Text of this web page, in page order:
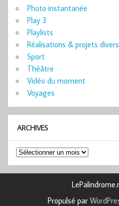
Photo instantanée
Play 3
Playlists
Réalisations & projets divers
Sport
Théâtre
Vidéo du moment
Voyages
ARCHIVES
Archives
Propulsé par